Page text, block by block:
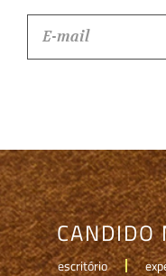
CANDIDO
escritório